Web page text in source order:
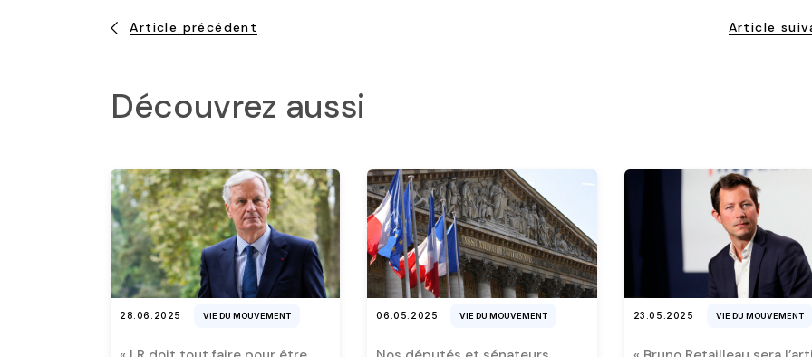
Article précédent Article
Découvrez aussi
28.06.2025 VIE DU MOUVEMENT 06.05.2025 VIE DU MOUVEMENT 23.05.2025 VIE DU MOUVEMENT